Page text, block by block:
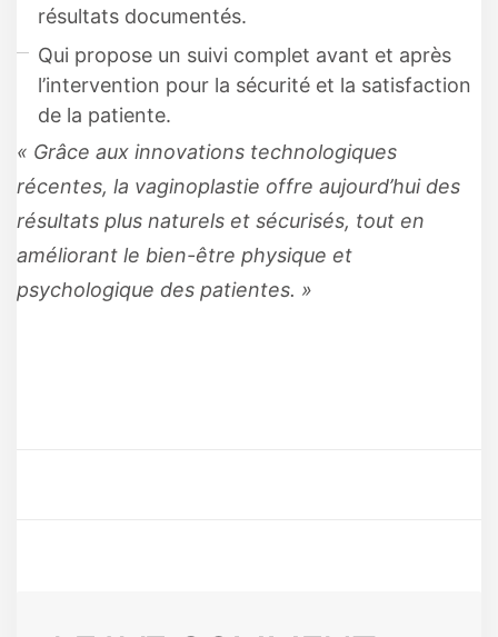
résultats documentés.
Qui propose un suivi complet avant et après
l’intervention pour la sécurité et la satisfaction
de la patiente.
« Grâce aux innovations technologiques
récentes, la vaginoplastie offre aujourd’hui des
résultats plus naturels et sécurisés, tout en
améliorant le bien-être physique et
psychologique des patientes. »